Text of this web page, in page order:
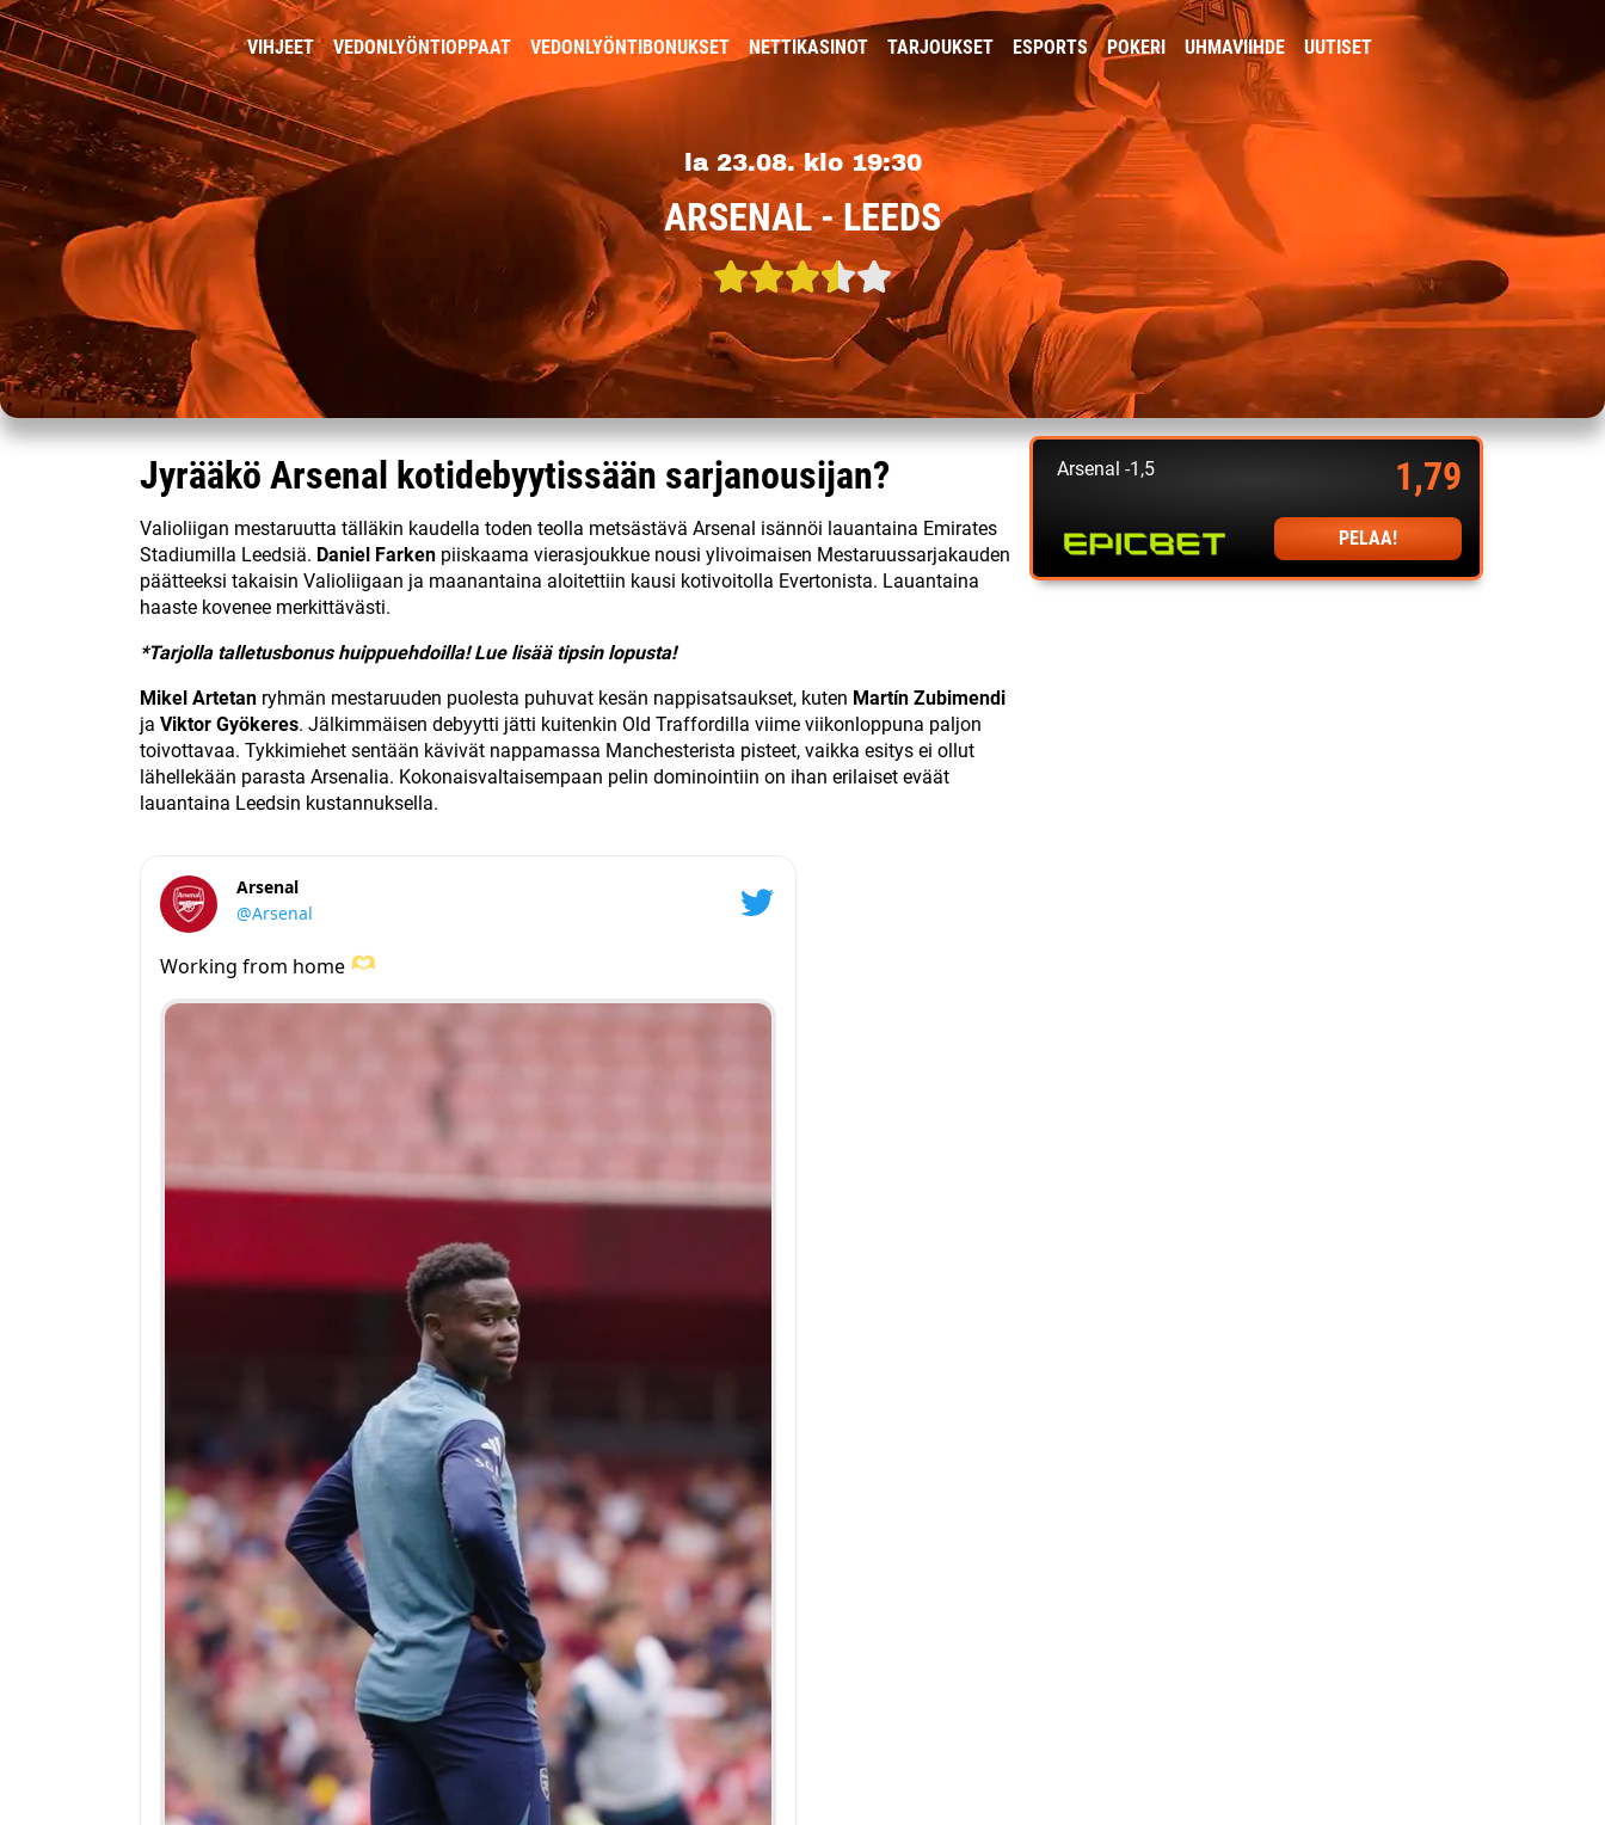
VIHJEET VEDONLYÖNTIOPPAAT VEDONLYÖNTIBONUKSET NETTIKASINOT TARJOUKSET ESPORTS POKERI UHMAVIIHDE UUTISET
la 23.08. klo 19:30
ARSENAL - LEEDS
Arsenal -1,5 1,79
PELAA!
Jyrääkö Arsenal kotidebyytissään sarjanousijan?
Valioliigan mestaruutta tälläkin kaudella toden teolla metsästävä Arsenal isännöi lauantaina Emirates
Stadiumilla Leedsiä. Daniel Farken piiskaama vierasjoukkue nousi ylivoimaisen Mestaruussarjakauden
päätteeksi takaisin Valioliigaan ja maanantaina aloitettiin kausi kotivoitolla Evertonista. Lauantaina
haaste kovenee merkittävästi.
*Tarjolla talletusbonus huippuehdoilla! Lue lisää tipsin lopusta!
Mikel Artetan ryhmän mestaruuden puolesta puhuvat kesän nappisatsaukset, kuten Martín Zubimendi
ja Viktor Gyökeres. Jälkimmäisen debyytti jätti kuitenkin Old Traffordilla viime viikonloppuna paljon
toivottavaa. Tykkimiehet sentään kävivät nappamassa Manchesterista pisteet, vaikka esitys ei ollut
lähellekään parasta Arsenalia. Kokonaisvaltaisempaan pelin dominointiin on ihan erilaiset eväät
lauantaina Leedsin kustannuksella.
Arsenal
@Arsenal
Working from home